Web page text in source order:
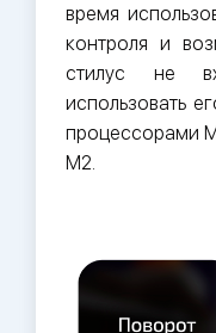
время
контроля и
стилус не
использовать
процессорами
M2.